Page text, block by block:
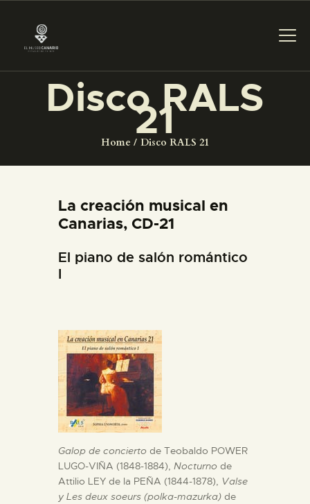
Disco RALS
21
Home Disco RALS 21
PREPARAR LA VISITA
█
ESPAÑOL
PREPARAR LA VISITA
ACTIVIDADES
█
La creación musical en
Canarias, CD-21
El piano de salón romántico
I
Galop de concierto de Teobaldo POWER
LUGO-VIÑA (1848-1884), Nocturno de
Attilio LEY de la PEÑA (1844-1878), Valse
y Les deux soeurs (polka-mazurka) de